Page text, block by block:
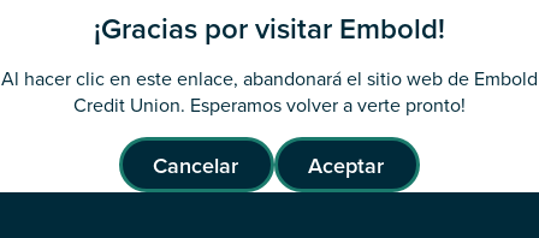
¡Gracias por visitar Embold!
Al hacer clic en este enlace, abandonará el sitio web de Embold
Credit Union. Esperamos volver a verte pronto!
Cancelar Aceptar